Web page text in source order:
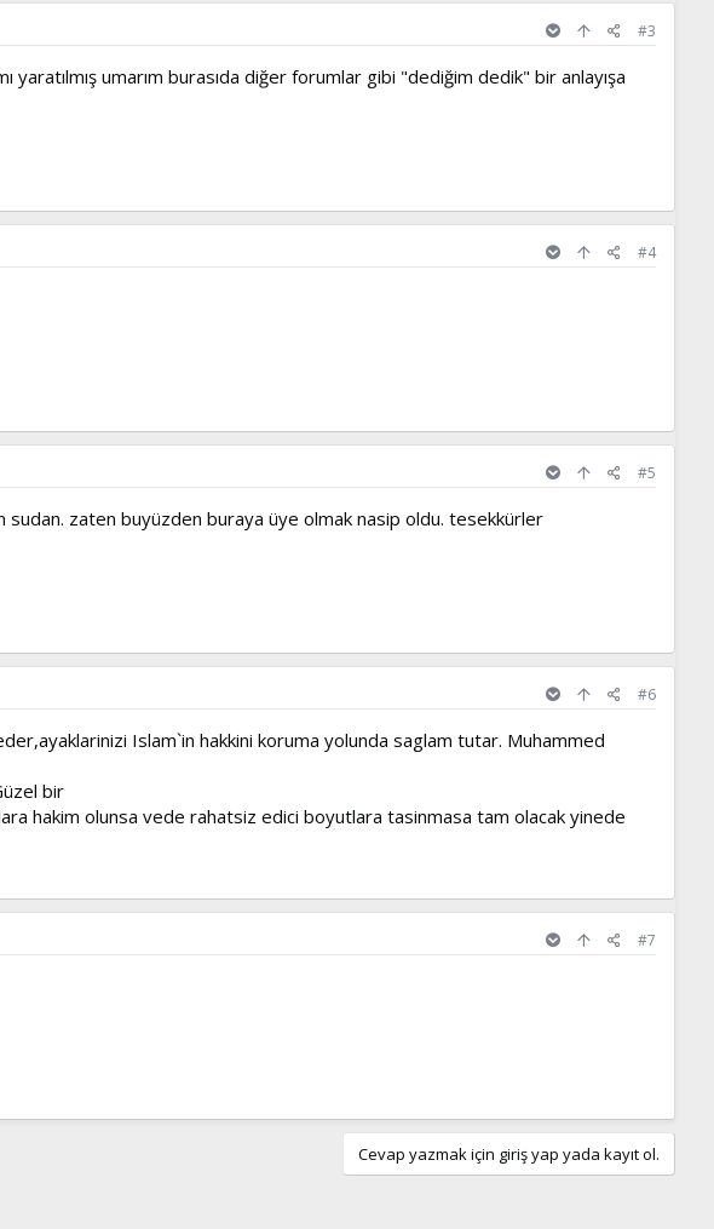
#3
umarım burasıda diğer forumlar gibi "dediğim dedik" bir anlayışa
#4
#5
zaten buyüzden buraya üye olmak nasip oldu. tesekkürler
#6
Islam`in hakkini koruma yolunda saglam tutar. Muhammed
bir
hakim olunsa vede rahatsiz edici boyutlara tasinmasa tam olacak yinede
#7
Cevap yazmak için giriş yap yada kayıt ol.